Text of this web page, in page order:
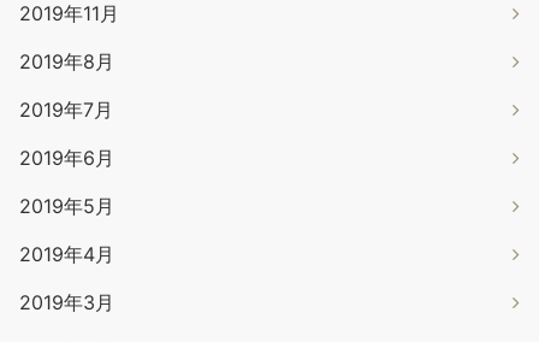
2019年11月
2019年8月
2019年7月
2019年6月
2019年5月
2019年4月
2019年3月